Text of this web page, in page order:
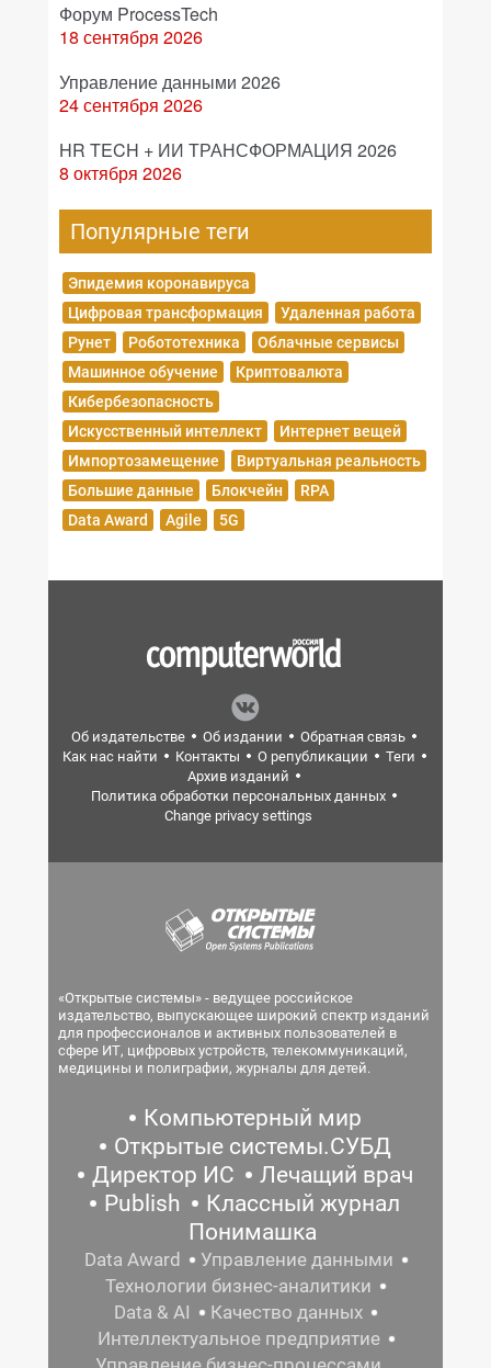
Форум ProcessTech
18 сентября 2026
Управление данными 2026
24 сентября 2026
HR TECH + ИИ ТРАНСФОРМАЦИЯ 2026
8 октября 2026
Популярные теги
Эпидемия коронавируса
Цифровая трансформация
Удаленная работа
Рунет
Робототехника
Облачные сервисы
Машинное обучение
Криптовалюта
Кибербезопасность
Искусственный интеллект
Интернет вещей
Импортозамещение
Виртуальная реальность
Большие данные
Блокчейн
RPA
Data Award
Agile 5G
Об издательстве Об издании
Обратная связь
Как нас найти
Контакты О републикации
Теги
Архив изданий
Политика обработки персональных данных
Change privacy settings
«Открытые системы» - ведущее российское
издательство, выпускающее широкий спектр изданий
для профессионалов и активных пользователей в
сфере ИТ, цифровых устройств, телекоммуникаций,
медицины и полиграфии, журналы для детей.
Компьютерный мир
Открытые системы.СУБД
Директор ИС
Лечащий врач
Publish
Классный журнал
Понимашка
Data Award
Управление данными
Технологии бизнес-аналитики
Data & AI
Качество данных
Интеллектуальное предприятие